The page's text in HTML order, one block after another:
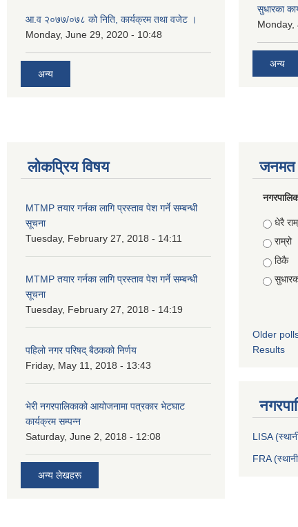
आ.व २०७७/०७८ को निति, कार्यक्रम तथा वजेट ।
Monday, June 29, 2020 - 10:48
अन्य
सुधारका
Monday,
अन्य
लोकप्रिय विषय
MTMP तयार गर्नका लागि प्रस्ताव पेश गर्ने सम्बन्धी
सूचना
Tuesday, February 27, 2018 - 14:11
MTMP तयार गर्नका लागि प्रस्ताव पेश गर्ने सम्बन्धी
सूचना
Tuesday, February 27, 2018 - 14:19
पहिलो नगर परिषद् बैठकको निर्णय
Friday, May 11, 2018 - 13:43
भेरी नगरपालिकाको आयोजनामा पत्रकार भेटघाट
कार्यक्रम सम्पन्न
Saturday, June 2, 2018 - 12:08
अन्य लेखहरू
जनमत
धेरै
राम्रो
ठिकै
Older
Results
LISA
FRA